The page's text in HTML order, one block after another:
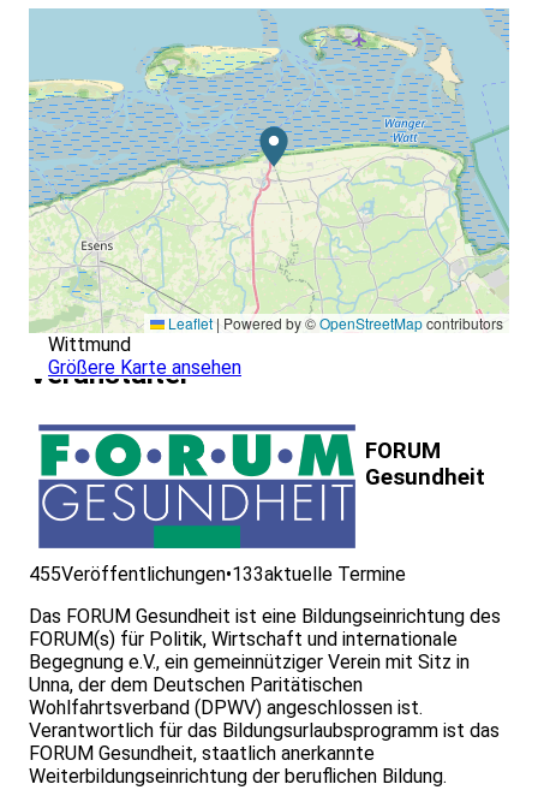
Leaflet | Powered by ©OpenStreetMapcontributors
Wittmund
Größere Karte ansehen
Veranstalter
FORUM
Gesundheit
455Veröffentlichungen•133aktuelle Termine
Das FORUM Gesundheit ist eine Bildungseinrichtung des
FORUM(s) für Politik, Wirtschaft und internationale
Begegnung e.V., ein gemeinnütziger Verein mit Sitz in
Unna, der dem Deutschen Paritätischen
Wohlfahrtsverband (DPWV) angeschlossen ist.
Verantwortlich für das Bildungsurlaubsprogramm ist das
FORUM Gesundheit, staatlich anerkannte
Weiterbildungseinrichtung der beruflichen Bildung.